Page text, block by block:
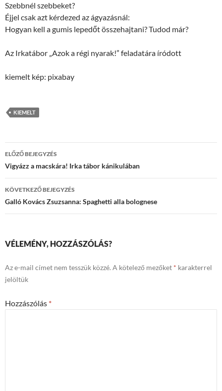
Szebbnél szebbeket?
Éjjel csak azt kérdezed az ágyazásnál:
Hogyan kell a gumis lepedőt összehajtani? Tudod már?
Az Irkatábor „Azok a régi nyarak!” feladatára íródott
kiemelt kép: pixabay
KIEMELT
Bejegyzések
navigációja
ELŐZŐ BEJEGYZÉS
Vigyázz a macskára! Irka tábor kánikulában
KÖVETKEZŐ BEJEGYZÉS
Galló Kovács Zsuzsanna: Spaghetti alla bolognese
VÉLEMÉNY, HOZZÁSZÓLÁS?
Az e-mail címet nem tesszük közzé. A kötelező mezőket * karakterrel
jelöltük
Hozzászólás *